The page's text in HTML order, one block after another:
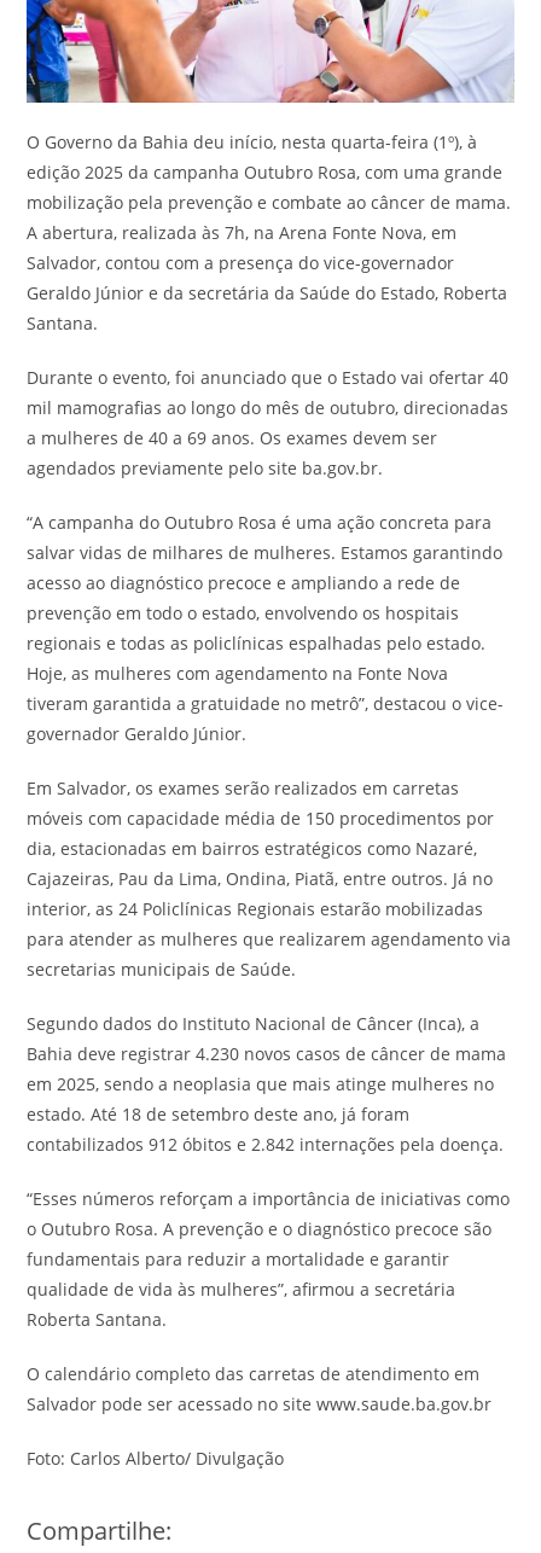
O Governo da Bahia deu início, nesta quarta-feira (1º), à
edição 2025 da campanha Outubro Rosa, com uma grande
mobilização pela prevenção e combate ao câncer de mama.
A abertura, realizada às 7h, na Arena Fonte Nova, em
Salvador, contou com a presença do vice-governador
Geraldo Júnior e da secretária da Saúde do Estado, Roberta
Santana.
Durante o evento, foi anunciado que o Estado vai ofertar 40
mil mamografias ao longo do mês de outubro, direcionadas
a mulheres de 40 a 69 anos. Os exames devem ser
agendados previamente pelo site ba.gov.br.
“A campanha do Outubro Rosa é uma ação concreta para
salvar vidas de milhares de mulheres. Estamos garantindo
acesso ao diagnóstico precoce e ampliando a rede de
prevenção em todo o estado, envolvendo os hospitais
regionais e todas as policlínicas espalhadas pelo estado.
Hoje, as mulheres com agendamento na Fonte Nova
tiveram garantida a gratuidade no metrô”, destacou o vice-
governador Geraldo Júnior.
Em Salvador, os exames serão realizados em carretas
móveis com capacidade média de 150 procedimentos por
dia, estacionadas em bairros estratégicos como Nazaré,
Cajazeiras, Pau da Lima, Ondina, Piatã, entre outros. Já no
interior, as 24 Policlínicas Regionais estarão mobilizadas
para atender as mulheres que realizarem agendamento via
secretarias municipais de Saúde.
Segundo dados do Instituto Nacional de Câncer (Inca), a
Bahia deve registrar 4.230 novos casos de câncer de mama
em 2025, sendo a neoplasia que mais atinge mulheres no
estado. Até 18 de setembro deste ano, já foram
contabilizados 912 óbitos e 2.842 internações pela doença.
“Esses números reforçam a importância de iniciativas como
o Outubro Rosa. A prevenção e o diagnóstico precoce são
fundamentais para reduzir a mortalidade e garantir
qualidade de vida às mulheres”, afirmou a secretária
Roberta Santana.
O calendário completo das carretas de atendimento em
Salvador pode ser acessado no site www.saude.ba.gov.br
Foto: Carlos Alberto/ Divulgação
Compartilhe: